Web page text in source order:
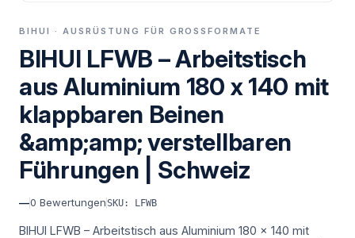
BIHUI · AUSRÜSTUNG FÜR GROSSFORMATE
BIHUI LFWB – Arbeitstisch
aus Aluminium 180 x 140 mit
klappbaren Beinen
&amp;amp; verstellbaren
Führungen | Schweiz
—0 BewertungenSKU: LFWB
BIHUI LFWB – Arbeitstisch aus Aluminium 180 x 140 mit